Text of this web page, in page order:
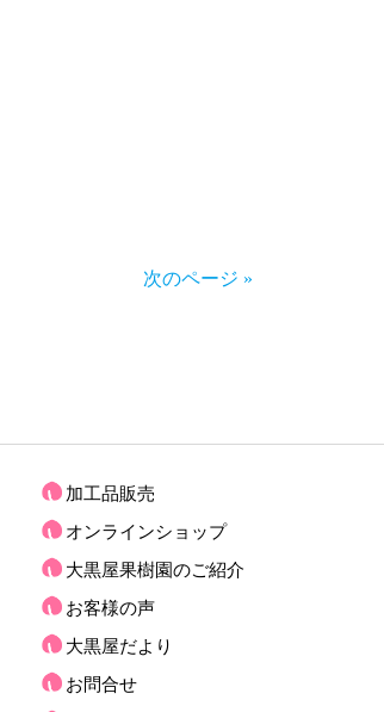
次のページ »
加工品販売
オンラインショップ
大黒屋果樹園のご紹介
お客様の声
大黒屋だより
お問合せ